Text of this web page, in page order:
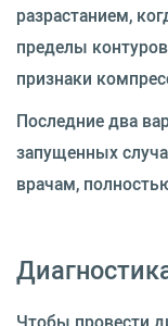
разрастанием,
пределы
признаки
Последние два
запущенных
врачам,
Чтобы провести